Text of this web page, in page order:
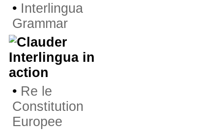
• Interlingua
Grammar
Interlingua in
action
• Re le
Constitution
Europee